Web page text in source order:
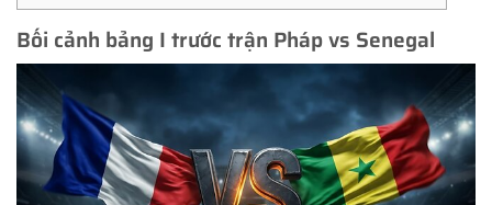
Bối cảnh bảng I trước trận Pháp vs Senegal